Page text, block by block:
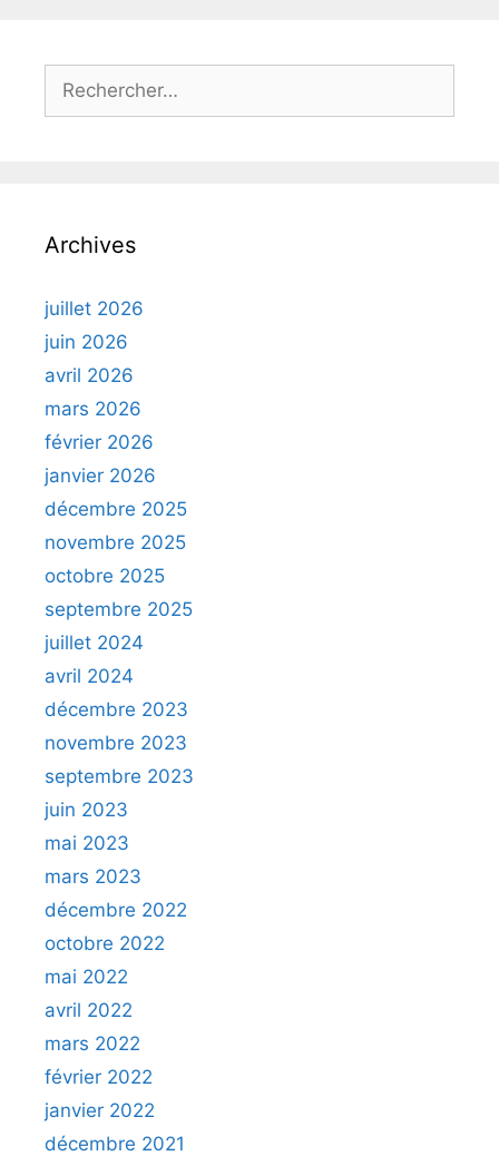
Rechercher :
Archives
juillet 2026
juin 2026
avril 2026
mars 2026
février 2026
janvier 2026
décembre 2025
novembre 2025
octobre 2025
septembre 2025
juillet 2024
avril 2024
décembre 2023
novembre 2023
septembre 2023
juin 2023
mai 2023
mars 2023
décembre 2022
octobre 2022
mai 2022
avril 2022
mars 2022
février 2022
janvier 2022
décembre 2021